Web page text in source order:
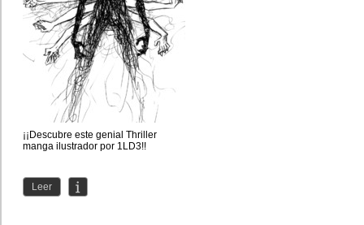
¡¡Descubre este genial Thriller
manga ilustrador por 1LD3!!
Leer